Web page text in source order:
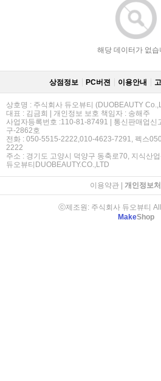
해당 데이터가 없습
상점정보 PC버젼 이용안내
상호명 : 주식회사 듀오뷰티 (DUOBEAUTY
대표 : 김금희 | 개인정보 보호 책임자 : 송해주
사업자등록번호 :110-81-87491 | 통신판매업
구-2862호
전화 : 050-5515-2222,010-4623-7291, 펙스
2222
주소 : 경기도 고양시 덕양구 동축로70, 지식산
듀오뷰티DUOBEAUTY.CO.,LTD
이용약관| 개인정보
ⓒ제조원: 주식회사 듀오뷰티
MakeShop